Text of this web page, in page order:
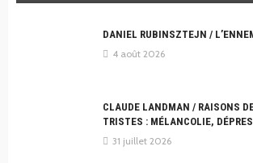
DANIEL RUBINSZTEJN /
4 août 2026
CLAUDE LANDMAN / RAISONS
TRISTES : MÉLANCOLIE,
31 juillet 2026